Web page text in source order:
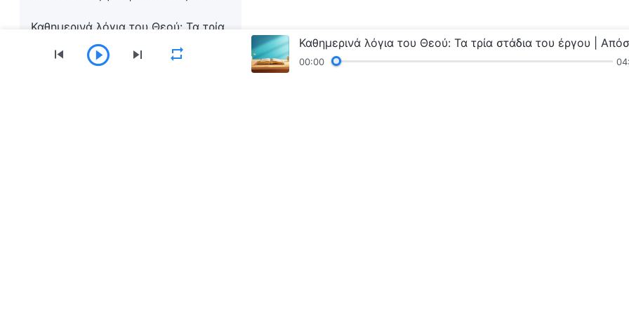
Καθημερινά λόγια του Θεού: Τα τρία
στάδια του έργου | Απόσπασμα 43
00:00